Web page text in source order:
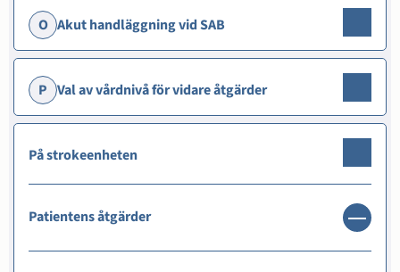
O Akut handläggning vid SAB
P Val av vårdnivå för vidare åtgärder
På strokeenheten
Patientens åtgärder